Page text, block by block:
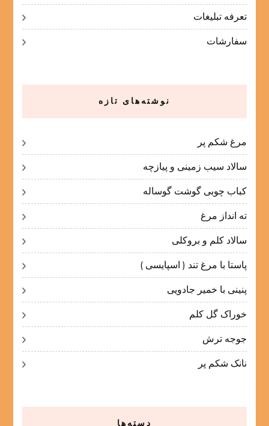
تعرفه تبلیغات
سفارشات
نوشته‌های تازه
مرغ شکم پر
سالاد سیب زمینی و پیازچه
کباب چوبی گوشت گوساله
ته انداز مرغ
سالاد کلم و بروکلی
پاستا با مرغ تند ( اسپایسی )
پنینی با خمیر جادویی
خوراک گل کلم
جوجه ترش
نانک شکم پر
دسته‌ها